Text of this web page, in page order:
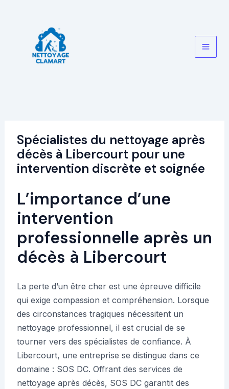
Main
Spécialistes du nettoyage après
décès à Libercourt pour une
intervention discrète et soignée
L’importance d’une
intervention
professionnelle après un
décès à Libercourt
La perte d’un être cher est une épreuve difficile
qui exige compassion et compréhension. Lorsque
des circonstances tragiques nécessitent un
nettoyage professionnel, il est crucial de se
tourner vers des spécialistes de confiance. À
Libercourt, une entreprise se distingue dans ce
domaine : SOS DC. Offrant des services de
nettoyage après décès, SOS DC garantit des